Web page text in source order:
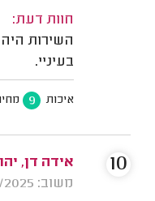
חוות דעת:
השירות
בעיניי.
איכות 9
אידה דן,
משוב: 23/11/2025
10